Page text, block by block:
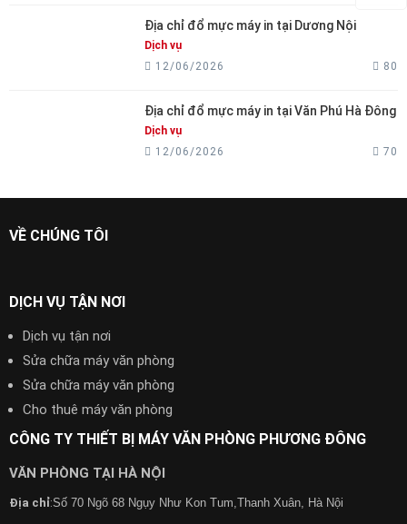
Địa chỉ đổ mực máy in tại Dương Nội
Dịch vụ
12/06/2026
80
Địa chỉ đổ mực máy in tại Văn Phú Hà Đông
Dịch vụ
12/06/2026
70
VỀ CHÚNG TÔI
DỊCH VỤ TẬN NƠI
Dịch vụ tận nơi
Sửa chữa máy văn phòng
Sửa chữa máy văn phòng
Cho thuê máy văn phòng
CÔNG TY THIẾT BỊ MÁY VĂN PHÒNG PHƯƠNG ĐÔNG
VĂN PHÒNG TẠI HÀ NỘI
Địa chỉ:Số 70 Ngõ 68 Ngụy Như Kon Tum,Thanh Xuân, Hà Nội